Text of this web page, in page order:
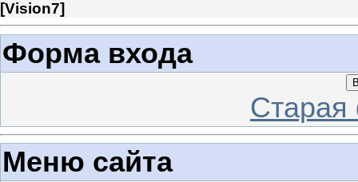
[Vision7]
Форма входа
Меню сайта